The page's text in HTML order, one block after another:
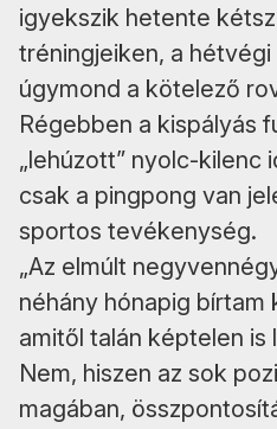
igyekszik hetente
tréningjeiken, a
úgymond a kötelező
Régebben a kispályás
„lehúzott” nyolc-kilenc
csak a pingpong van
sportos tevékenység.
„Az elmúlt
néhány hónapig bírtam
amitől talán képtelen is
Nem, hiszen az sok
magában,